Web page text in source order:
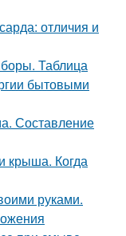
отличия и
Таблица
бытовыми
Составление
крыша. Когда
руками.